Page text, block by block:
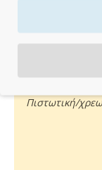
Πιστωτική/